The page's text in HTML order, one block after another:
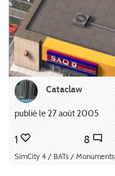
Cataclaw
publié le 27 août 2005
1 8
SimCity 4 / BATs / Monuments